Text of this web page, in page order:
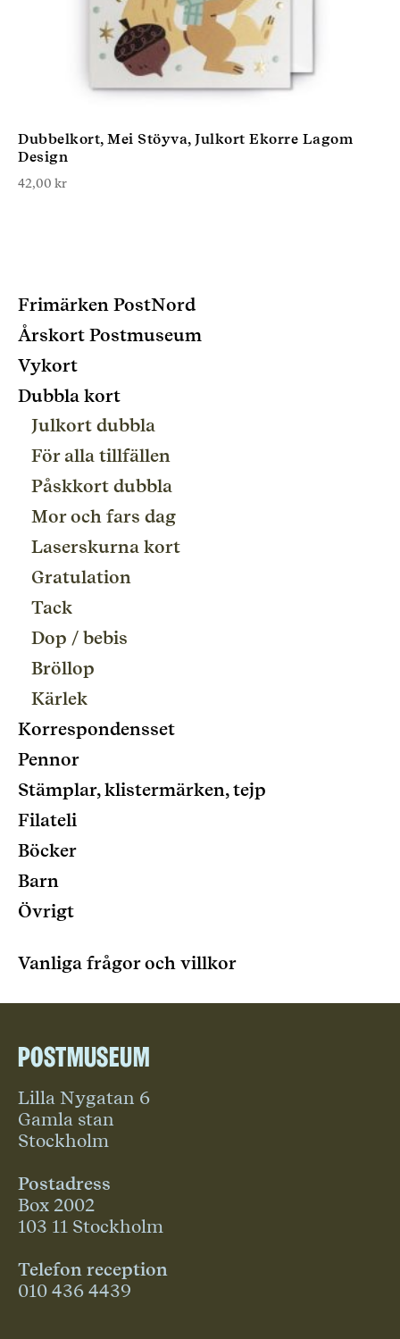
Dubbelkort, Mei Stöyva, Julkort Ekorre Lagom
Design
42,00 kr
Frimärken PostNord
Årskort Postmuseum
Vykort
Dubbla kort
Julkort dubbla
För alla tillfällen
Påskkort dubbla
Mor och fars dag
Laserskurna kort
Gratulation
Tack
Dop / bebis
Bröllop
Kärlek
Korrespondensset
Pennor
Stämplar, klistermärken, tejp
Filateli
Böcker
Barn
Övrigt
Vanliga frågor och villkor
Postmuseum
Lilla Nygatan 6
Gamla stan
Stockholm
Postadress
Box 2002
103 11 Stockholm
Telefon reception
010 436 4439